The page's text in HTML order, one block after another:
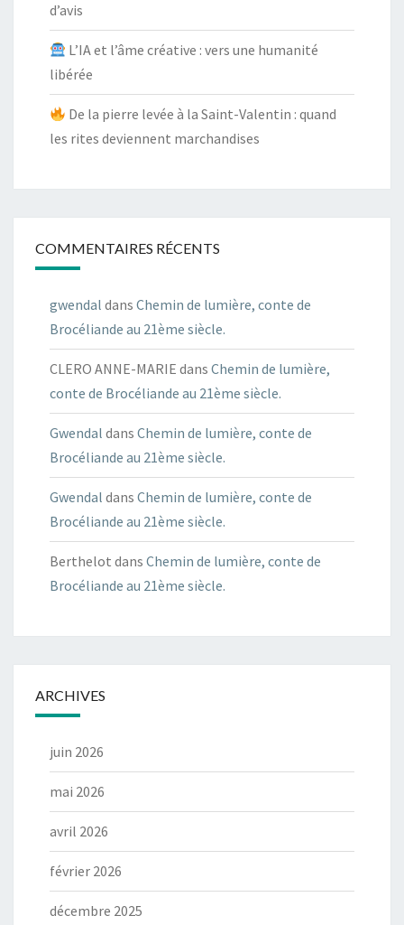
d’avis
L’IA et l’âme créative : vers une humanité
libérée
De la pierre levée à la Saint-Valentin : quand
les rites deviennent marchandises
COMMENTAIRES RÉCENTS
gwendal dans Chemin de lumière, conte de
Brocéliande au 21ème siècle.
CLERO ANNE-MARIE dans Chemin de lumière,
conte de Brocéliande au 21ème siècle.
Gwendal dans Chemin de lumière, conte de
Brocéliande au 21ème siècle.
Gwendal dans Chemin de lumière, conte de
Brocéliande au 21ème siècle.
Berthelot dans Chemin de lumière, conte de
Brocéliande au 21ème siècle.
ARCHIVES
juin 2026
mai 2026
avril 2026
février 2026
décembre 2025